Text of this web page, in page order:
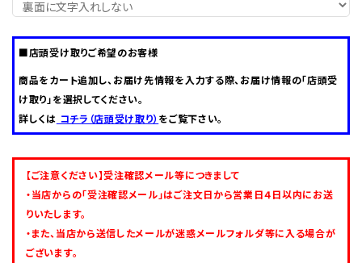
call 0829-44-0084
schedule 営業時間 - 10:00～16:30（定休日 - 水曜日）
■店頭受け取りご希望のお客様
商品をカート追加し、お届け先情報を入力する際、お届け情報の「店頭受
け取り」を選択してください。
詳しくは コチラ（店頭受け取り） をご覧下さい。
【ご注意ください】受注確認メール等につきまして
・当店からの「受注確認メール」はご注文日から営業日４日以内にお送
りいたします。
・また、当店から送信したメールが迷惑メールフォルダ等に入る場合が
ございます。